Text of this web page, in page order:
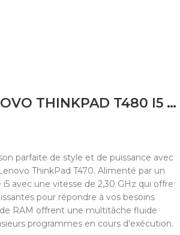
LAPTOP LENOVO THINKPAD T480 I5 8250U 8GB
parfaite de style et de puissance avec
ThinkPad T470. Alimenté par un
avec une vitesse de 2,30 GHz qui offre
pour répondre à vos besoins
RAM offrent une multitâche fluide
programmes en cours d'exécution.